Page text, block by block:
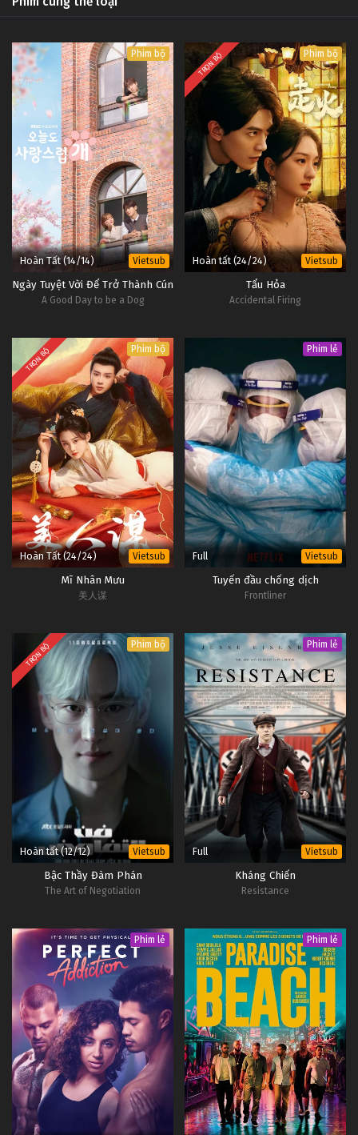
Phim bộ
Hoàn Tất (14/14) Vietsub
Ngày Tuyệt Vời Để Trở Thành Cún
A Good Day to be a Dog
TRỌN BỘ Phim bộ
Hoàn tất (24/24) Vietsub
Tẩu Hỏa
Accidental Firing
TRỌN BỘ Phim bộ
Hoàn Tất (24/24) Vietsub
Mĩ Nhân Mưu
美人谋
Phim lẻ
Full Vietsub
Tuyến đầu chống dịch
Frontliner
TRỌN BỘ Phim bộ
Hoàn tất (12/12) Vietsub
Bậc Thầy Đàm Phán
The Art of Negotiation
Phim lẻ
Full Vietsub
Kháng Chiến
Resistance
Phim lẻ Phim lẻ